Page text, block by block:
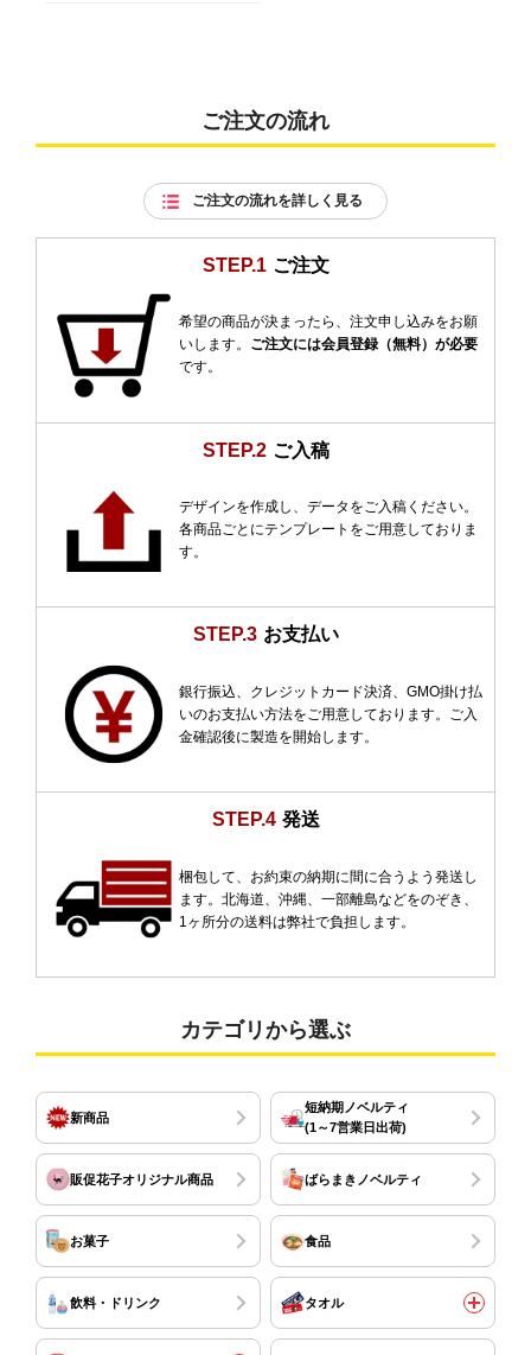
ご注文の流れ
ご注文の流れを詳しく見る
STEP.1 ご注文
希望の商品が決まったら、注文申し込みをお願
いします。 ご注文には会員登録（無料）が必要
です。
STEP.2 ご入稿
デザインを作成し、データをご入稿ください。
各商品ごとにテンプレートをご用意しておりま
す。
STEP.3 お支払い
銀行振込、クレジットカード決済、GMO掛け払
いのお支払い方法をご用意しております。ご入
金確認後に製造を開始します。
STEP.4 発送
梱包して、お約束の納期に間に合うよう発送し
ます。北海道、沖縄、一部離島などをのぞき、
1ヶ所分の送料は弊社で負担します。
カテゴリから選ぶ
新商品
短納期ノベルティ
(1～7営業日出荷)
販促花子オリジナル商品 ばらまきノベルティ
お菓子 食品
飲料・ドリンク タオル